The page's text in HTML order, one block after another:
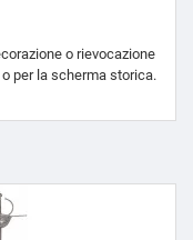
o rievocazione
per la scherma storica.